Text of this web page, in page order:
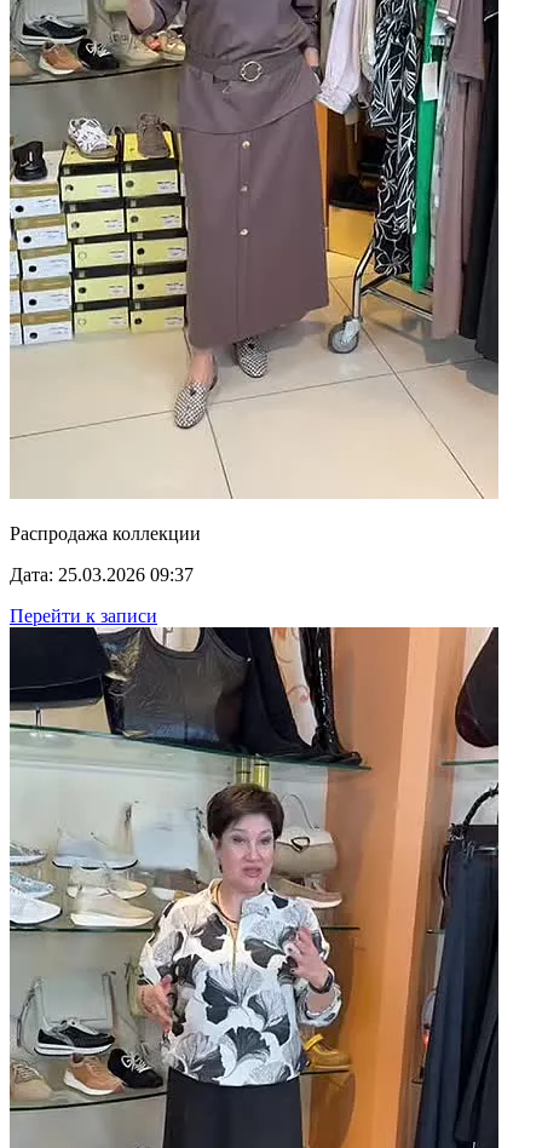
Распродажа коллекции
Дата: 25.03.2026 09:37
Перейти к записи